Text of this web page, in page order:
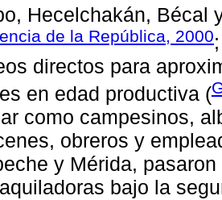
Hecelchakán, Bécal
de la República, 2000
directos para
en edad productiva (
como campesinos,
obreros y
y Mérida,
bajo la